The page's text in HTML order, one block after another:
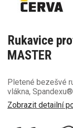
Rukavice
MASTER
Pletené bezešvé
vlákna,
Zobrazit detailní